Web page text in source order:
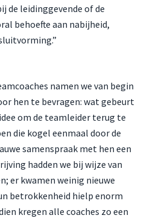
de leidinggevende of de
behoefte aan nabijheid,
namen we van begin
hen te bevragen: wat gebeurt
om de teamleider terug te
die kogel eenmaal door de
samenspraak met hen een
hadden we bij wijze van
er kwamen weinig nieuwe
betrokkenheid hielp enorm
kregen alle coaches zo een